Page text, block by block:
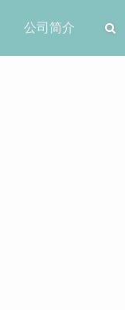
公司简介